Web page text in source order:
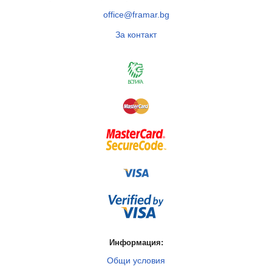
office@framar.bg
За контакт
Информация:
Общи условия